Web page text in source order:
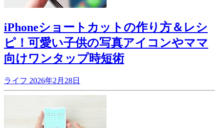
iPhoneショートカットの作り方＆レシ
ピ！可愛い子供の写真アイコンやママ
向けワンタップ時短術
ライフ 2026年2月28日